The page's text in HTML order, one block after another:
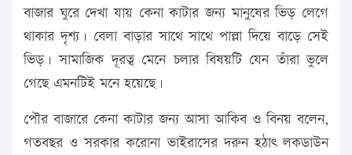
বাজার ঘুরে দেখা যায় কেনা কাটার জন্য মানুষের ভিড় লেগে
থাকার দৃশ্য। বেলা বাড়ার সাথে সাথে পাল্লা দিয়ে বাড়ে সেই
ভিড়। সামাজিক দূরত্ব মেনে চলার বিষয়টি যেন তাঁরা ভুলে
গেছে এমনটিই মনে হয়েছে।
পৌর বাজারে কেনা কাটার জন্য আসা আকিব ও বিনয় বলেন,
গতবছর ও সরকার করোনা ভাইরাসের দরুন হঠাৎ লকডাউন